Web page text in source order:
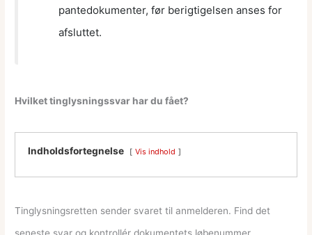
pantedokumenter, før berigtigelsen anses for
afsluttet.
Hvilket tinglysningssvar har du fået?
Indholdsfortegnelse Vis indhold
Tinglysningsretten sender svaret til anmelderen. Find det
seneste svar og kontrollér dokumentets løbenummer,